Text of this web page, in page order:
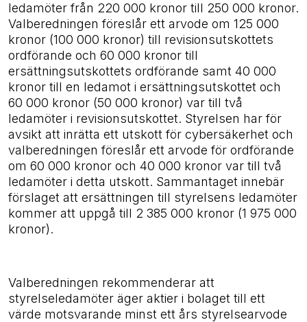
ledamöter från 220 000 kronor till 250 000 kronor.
Valberedningen föreslår ett arvode om 125 000
kronor (100 000 kronor) till revisionsutskottets
ordförande och 60 000 kronor till
ersättningsutskottets ordförande samt 40 000
kronor till en ledamot i ersättningsutskottet och
60 000 kronor (50 000 kronor) var till två
ledamöter i revisionsutskottet. Styrelsen har för
avsikt att inrätta ett utskott för cybersäkerhet och
valberedningen föreslår ett arvode för ordförande
om 60 000 kronor och 40 000 kronor var till två
ledamöter i detta utskott. Sammantaget innebär
förslaget att ersättningen till styrelsens ledamöter
kommer att uppgå till 2 385 000 kronor (1 975 000
kronor).
Valberedningen rekommenderar att
styrelseledamöter äger aktier i bolaget till ett
värde motsvarande minst ett års styrelsearvode